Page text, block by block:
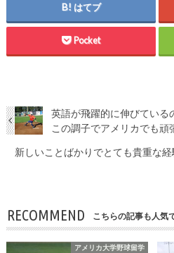
はてブ
Pocket
英語が飛躍的に伸びている
この調子でアメリカでも頑
新しいことばかりでとても貴重な
RECOMMEND こちらの記事も人気
アメリカ大学野球留学